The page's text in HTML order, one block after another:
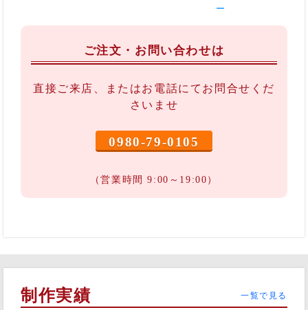
ー
ご注文・お問い合わせは
直接ご来店、またはお電話にてお問合せくだ
さいませ
0980-79-0105
（営業時間 9:00～19:00）
制作実績 一覧で見る